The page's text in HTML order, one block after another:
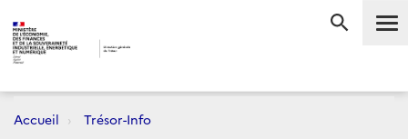
Accueil Trésor-Info